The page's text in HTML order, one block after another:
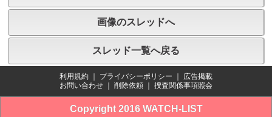
画像のスレッドへ
スレッド一覧へ戻る
利用規約 プライバシーポリシー
広告掲載
お問い合わせ
削除依頼 捜査関係事項照会
Copyright 2016 WATCH-LIST